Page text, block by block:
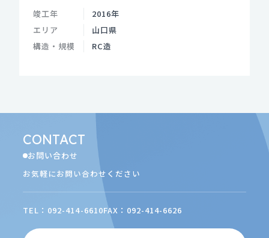
竣工年
2016年
エリア
山口県
構造・規模
RC造
CONTACT
お問い合わせ
お気軽にお問い合わせください
TEL：092-414-6610FAX：092-414-6626